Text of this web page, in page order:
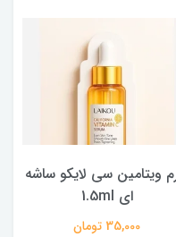
ویتامین سی لایکو ساشه
ای 1.5ml
35,000 تومان